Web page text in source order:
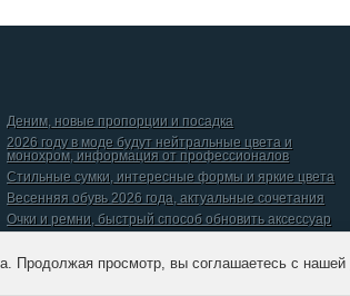
Деним, новые пропорции и посадка
2026 году в моде будут нейтральные цвета и
монохром, информация от профессионалов
Стильные сумки, интересные формы и яркие цвета
Весенняя обувь 2026 года, актуальные сочетания
Очки и ремни, быстрый способ обновить аксессуар
Продолжая просмотр, вы соглашаетесь с нашей